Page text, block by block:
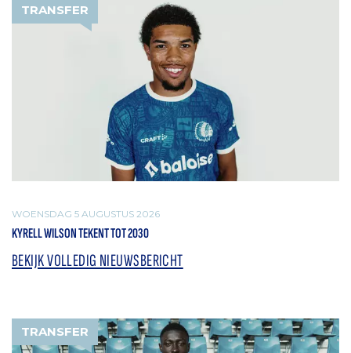
TRANSFER
WOENSDAG 5 AUGUSTUS 2026
KYRELL WILSON TEKENT TOT 2030
BEKIJK VOLLEDIG NIEUWSBERICHT
TRANSFER